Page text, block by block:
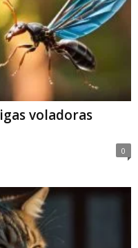
voladoras
0